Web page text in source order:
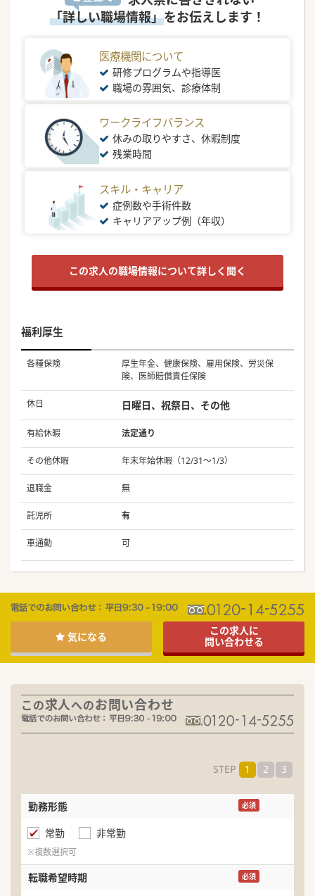
「詳しい職場情報」をお伝えします！
医療機関について
研修プログラムや指導医
職場の雰囲気、診療体制
ワークライフバランス
休みの取りやすさ、休暇制度
残業時間
スキル・キャリア
症例数や手術件数
キャリアアップ例（年収）
この求人の職場情報について詳しく聞く
福利厚生
各種保険
厚生年金、健康保険、雇用保険、労災保
険、医師賠償責任保険
休日 日曜日、祝祭日、その他
有給休暇 法定通り
その他休暇 年末年始休暇（12/31～1/3）
退職金 無
託児所 有
車通勤 可
気になる
この求人に
問い合わせる
この求人へのお問い合わせ
STEP 1 2 3
勤務形態 必須
常勤 非常勤
※複数選択可
転職希望時期 必須